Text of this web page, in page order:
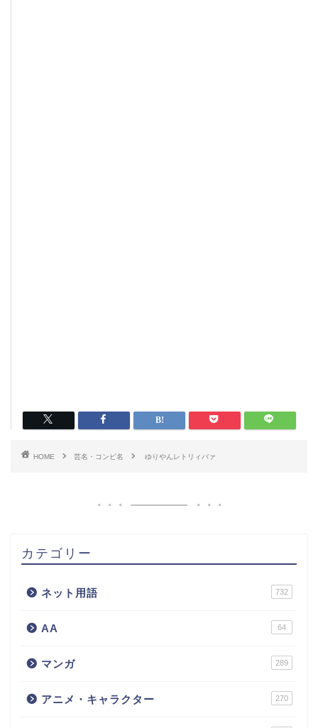
HOME 芸名・コンビ名 ゆりやんレトリィバァ
カテゴリー
ネット用語 732
AA 64
マンガ 289
アニメ・キャラクター 270